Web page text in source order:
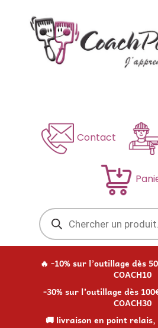
Contact
Recherche
de
produits
🔥 -10% sur l’outillage dès
COACH10
-30% sur l’outillage dès
COACH30
🚚 livraison en point